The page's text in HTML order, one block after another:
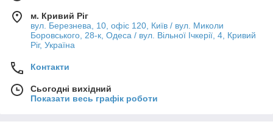
м. Кривий Ріг
вул. Березнева, 10, офіс 120, Київ / вул. Миколи
Боровського, 28-к, Одеса / вул. Вільної Ічкерії, 4, Кривий
Ріг, Україна
Контакти
Сьогодні вихідний
Показати весь графік роботи